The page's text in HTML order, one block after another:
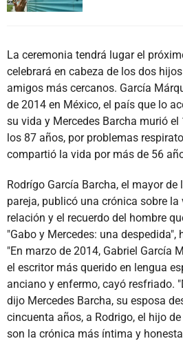
La ceremonia tendrá lugar el
celebrará en cabeza de los dos
amigos más cercanos. García
de 2014 en México, el país que lo
su vida y Mercedes Barcha murió el
los 87 años, por problemas
compartió la vida por más de 56
Rodrígo García Barcha, el mayor de
pareja, publicó una crónica sobre la
relación y el recuerdo del hombre
"Gabo y Mercedes: una despedida",
"En marzo de 2014, Gabriel García
el escritor más querido en lengua
anciano y enfermo, cayó resfriado.
dijo Mercedes Barcha, su esposa
cincuenta años, a Rodrigo, el hijo
son la crónica más íntima y